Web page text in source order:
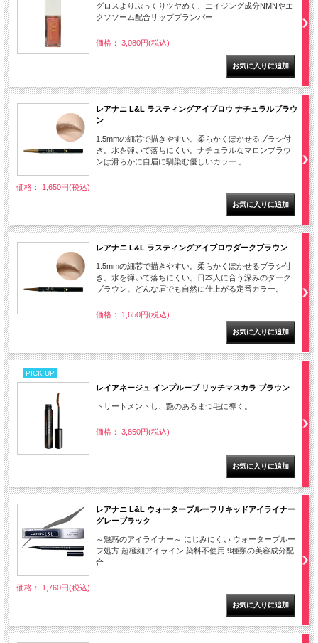
グロスよりぷっくりツヤめく、エイジング成分NMNやエ
クソソーム配合リッププランパー
価格： 3,080円(税込)
レアナニ L&L ラスティングアイブロウ ナチュラルブラウ
ン
1.5mmの細芯で描きやすい。柔らかくぼかせるブラシ付
き。水を弾いて落ちにくい。ナチュラルなマロンブラウ
ンは滑らかに自眉に馴染む優しいカラー 。
価格： 1,650円(税込)
レアナニ L&L ラスティングアイブロウダークブラウン
1.5mmの細芯で描きやすい。柔らかくぼかせるブラシ付
き。水を弾いて落ちにくい。日本人に合う深みのダーク
ブラウン。どんな眉でも自然に仕上がる定番カラー。
価格： 1,650円(税込)
PICK UP
レイアネージュ インプルーブ リッチマスカラ ブラウン
トリートメントし、艶のあるまつ毛に導く。
価格： 3,850円(税込)
レアナニ L&L ウォータープルーフリキッドアイライナー
グレーブラック
～魅惑のアイライナー～ にじみにくい ウォータープルー
フ処方 超極細アイライン 染料不使用 9種類の美容成分配
合
価格： 1,760円(税込)